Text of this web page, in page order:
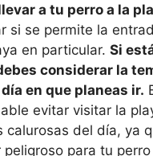
a tu perro a la
si se permite la
en particular. Si
considerar la
en que planeas ir.
evitar visitar la
calurosas del día, ya
peligroso para tu